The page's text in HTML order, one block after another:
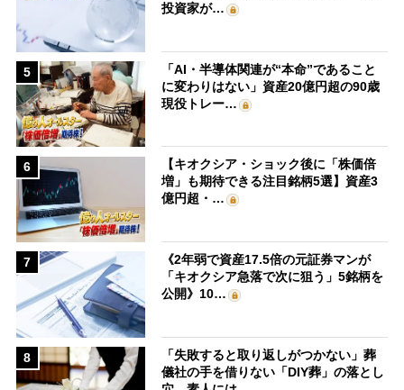
投資家が…
5
「AI・半導体関連が“本命”であること
に変わりはない」資産20億円超の90歳
現役トレー…
6
【キオクシア・ショック後に「株価倍
増」も期待できる注目銘柄5選】資産3
億円超・…
7
《2年弱で資産17.5倍の元証券マンが
「キオクシア急落で次に狙う」5銘柄を
公開》10…
8
「失敗すると取り返しがつかない」葬
儀社の手を借りない「DIY葬」の落とし